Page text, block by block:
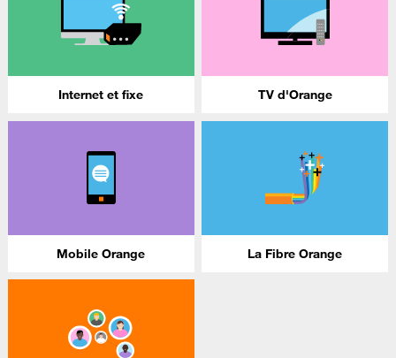
Internet et fixe TV d'Orange
Mobile Orange La Fibre Orange